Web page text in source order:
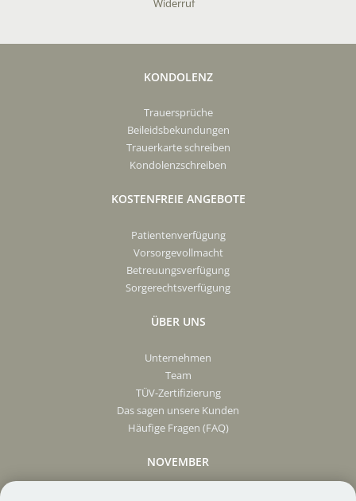
Widerruf
KONDOLENZ
Trauersprüche
Beileidsbekundungen
Trauerkarte schreiben
Kondolenzschreiben
KOSTENFREIE ANGEBOTE
Patientenverfügung
Vorsorgevollmacht
Betreuungsverfügung
Sorgerechtsverfügung
ÜBER UNS
Unternehmen
Team
TÜV-Zertifizierung
Das sagen unsere Kunden
Häufige Fragen (FAQ)
NOVEMBER